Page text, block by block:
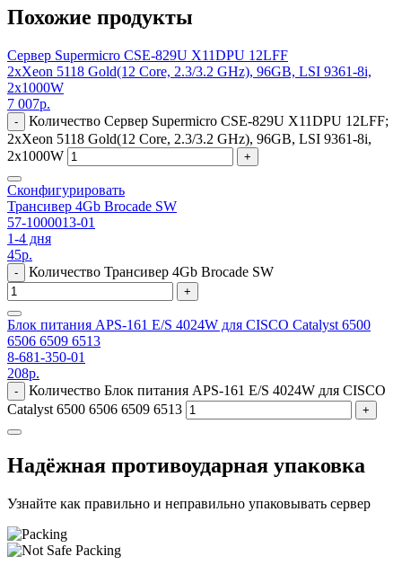
Похожие продукты
Сервер Supermicro CSE-829U X11DPU 12LFF
2xXeon 5118 Gold(12 Core, 2.3/3.2 GHz), 96GB, LSI 9361-8i,
2x1000W
7 007р.
-
Количество Сервер Supermicro CSE-829U X11DPU 12LFF;
2xXeon 5118 Gold(12 Core, 2.3/3.2 GHz), 96GB, LSI 9361-8i,
2x1000W
+
Сконфигурировать
Трансивер 4Gb Brocade SW
57-1000013-01
1-4 дня
45р.
- Количество Трансивер 4Gb Brocade SW
+
Блок питания APS-161 E/S 4024W для CISCO Catalyst 6500
6506 6509 6513
8-681-350-01
208р.
-
Количество Блок питания APS-161 E/S 4024W для CISCO
Catalyst 6500 6506 6509 6513
+
Надёжная противоударная упаковка
Узнайте как правильно и неправильно упаковывать сервер